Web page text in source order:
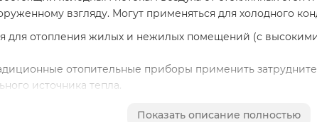
взгляду. Могут применяться для холодного
для отопления жилых и нежилых помещений (с
отопительные приборы применить
источника тепла.
Показать описание полностью